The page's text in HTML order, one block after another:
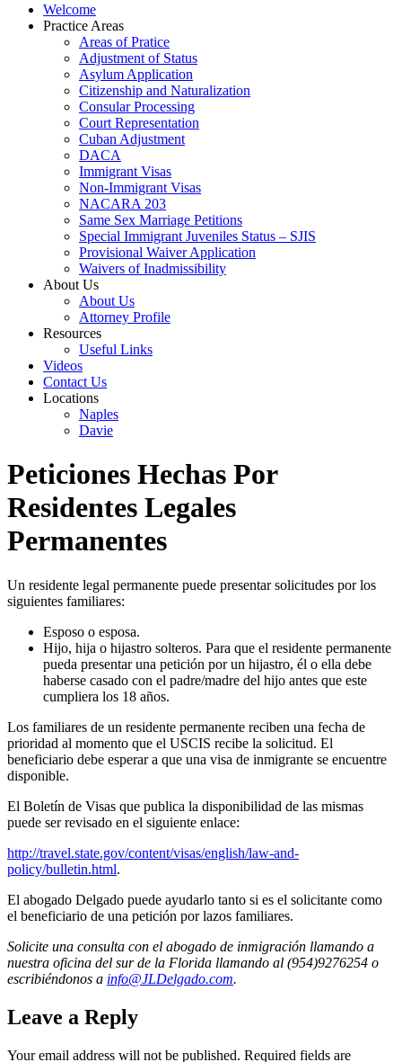
Welcome
Practice Areas
Areas of Pratice
Adjustment of Status
Asylum Application
Citizenship and Naturalization
Consular Processing
Court Representation
Cuban Adjustment
DACA
Immigrant Visas
Non-Immigrant Visas
NACARA 203
Same Sex Marriage Petitions
Special Immigrant Juveniles Status – SJIS
Provisional Waiver Application
Waivers of Inadmissibility
About Us
About Us
Attorney Profile
Resources
Useful Links
Videos
Contact Us
Locations
Naples
Davie
Peticiones Hechas Por
Residentes Legales
Permanentes
Un residente legal permanente puede presentar solicitudes por los
siguientes familiares:
Esposo o esposa.
Hijo, hija o hijastro solteros. Para que el residente permanente
pueda presentar una petición por un hijastro, él o ella debe
haberse casado con el padre/madre del hijo antes que este
cumpliera los 18 años.
Los familiares de un residente permanente reciben una fecha de
prioridad al momento que el USCIS recibe la solicitud. El
beneficiario debe esperar a que una visa de inmigrante se encuentre
disponible.
El Boletín de Visas que publica la disponibilidad de las mismas
puede ser revisado en el siguiente enlace:
http://travel.state.gov/content/visas/english/law-and-
policy/bulletin.html.
El abogado Delgado puede ayudarlo tanto si es el solicitante como
el beneficiario de una petición por lazos familiares.
Solicite una consulta con el abogado de inmigración llamando a
nuestra oficina del sur de la Florida llamando al (954)9276254 o
escribiéndonos a info@JLDelgado.com.
Leave a Reply
Your email address will not be published. Required fields are